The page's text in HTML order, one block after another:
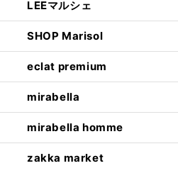
LEEマルシェ
SHOP Marisol
eclat premium
mirabella
mirabella homme
zakka market